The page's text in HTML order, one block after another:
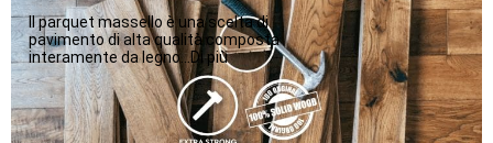
Il parquet massello è una scelta di
pavimento di alta qualità composta
interamente da legno...Di più